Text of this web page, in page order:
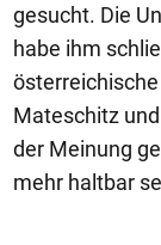
gesucht. Die
habe ihm
Mateschitz
der Meinung
mehr haltbar